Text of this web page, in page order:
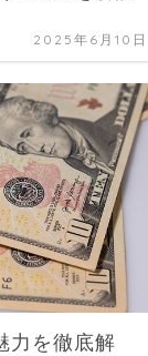
2025年6月10日
力を徹底解